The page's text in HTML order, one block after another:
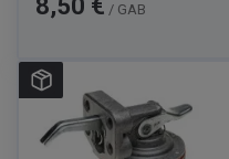
8,50 € / GAB